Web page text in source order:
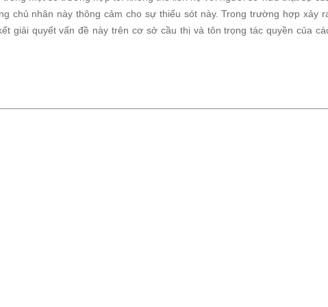
chủ nhân này thông cảm cho sự thiếu sót này. Trong trường hợp xảy
giải quyết vấn đề này trên cơ sở cầu thị và tôn trọng tác quyền của